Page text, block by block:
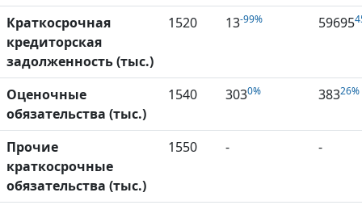
Краткосрочная
кредиторская
задолженность (тыс.)
1520 13-99% 59695
Оценочные
обязательства (тыс.)
1540 3030% 38326%
Прочие
краткосрочные
обязательства (тыс.)
1550 - -